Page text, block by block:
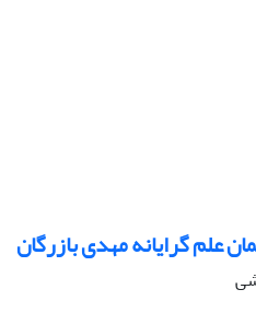
علم گرایانه مهدی بازرگان